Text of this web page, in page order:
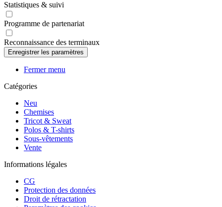
Statistiques & suivi
Programme de partenariat
Reconnaissance des terminaux
Fermer menu
Catégories
Neu
Chemises
Tricot & Sweat
Polos & T-shirts
Sous-vêtements
Vente
Informations légales
CG
Protection des données
Droit de rétractation